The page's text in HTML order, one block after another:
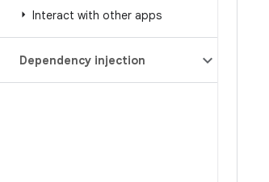
Interact with other apps
Dependency injection